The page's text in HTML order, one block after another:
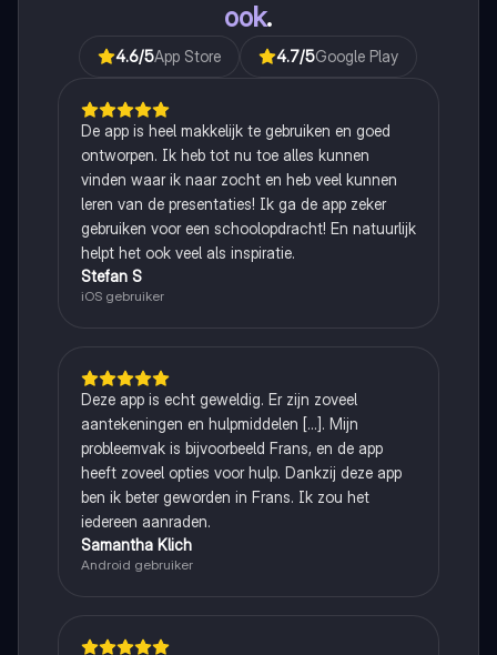
ook.
4.6/5App Store 4.7/5Google Play
De app is heel makkelijk te gebruiken en goed
ontworpen. Ik heb tot nu toe alles kunnen
vinden waar ik naar zocht en heb veel kunnen
leren van de presentaties! Ik ga de app zeker
gebruiken voor een schoolopdracht! En natuurlijk
helpt het ook veel als inspiratie.
Stefan S
iOS gebruiker
Deze app is echt geweldig. Er zijn zoveel
aantekeningen en hulpmiddelen [...]. Mijn
probleemvak is bijvoorbeeld Frans, en de app
heeft zoveel opties voor hulp. Dankzij deze app
ben ik beter geworden in Frans. Ik zou het
iedereen aanraden.
Samantha Klich
Android gebruiker